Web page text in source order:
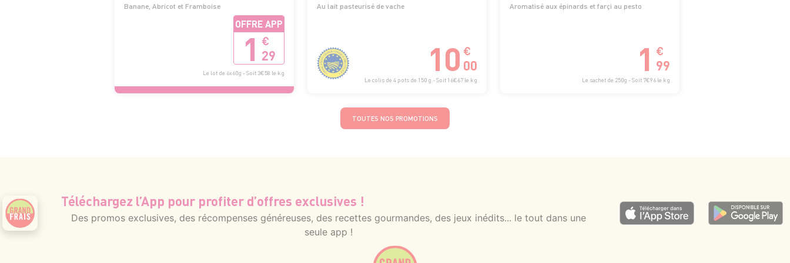
Banane, Abricot et Framboise
OFFRE APP
1 €
29
Le lot de 6x60g - Soit 3€58 le kg
Au lait pasteurisé de vache
10 €
00
Le colis de 4 pots de 150 g - Soit 16€67 le kg
Aromatisé aux épinards et farçi au pesto
1 €
99
Le sachet de 250g - Soit 7€96 le kg
TOUTES NOS PROMOTIONS
Téléchargez l’App pour profiter d’offres exclusives !
Des promos exclusives, des récompenses généreuses, des recettes gourmandes, des jeux inédits... le tout dans une
seule app !